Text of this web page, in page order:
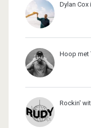
Dylan Cox
Hoop met
Rockin'